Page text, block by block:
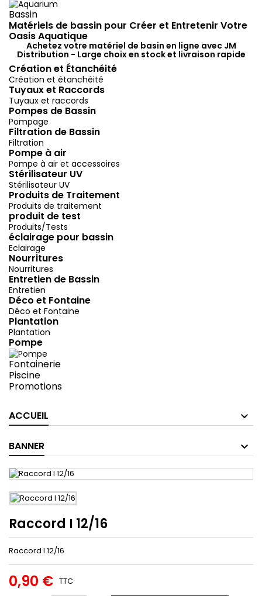
Bassin
Matériels de bassin pour Créer et Entretenir Votre
Oasis Aquatique
Achetez votre matériel de basin en ligne avec JM
Distribution - Large choix en stock et livraison rapide
Création et Étanchéité
Création et étanchéité
Tuyaux et Raccords
Tuyaux et raccords
Pompes de Bassin
Pompage
Filtration de Bassin
Filtration
Pompe à air
Pompe à air et accessoires
Stérilisateur UV
Stérilisateur UV
Produits de Traitement
Produits de traitement
produit de test
Produits/Tests
éclairage pour bassin
Eclairage
Nourritures
Nourritures
Entretien de Bassin
Entretien
Déco et Fontaine
Déco et Fontaine
Plantation
Plantation
Pompe
Fontainerie
Piscine
Promotions
ACCUEIL
BANNER
Raccord I 12/16
Raccord I 12/16
0,90 € TTC